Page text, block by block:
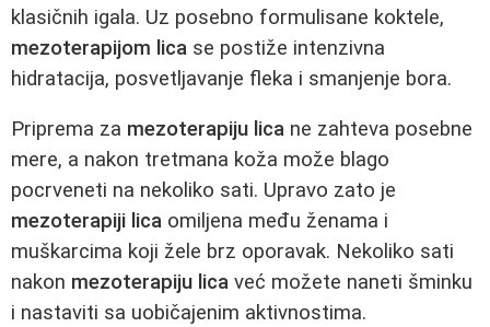
klasičnih igala. Uz posebno formulisane koktele,
mezoterapijom lica se postiže intenzivna
hidratacija, posvetljavanje fleka i smanjenje bora.
Priprema za mezoterapiju lica ne zahteva posebne
mere, a nakon tretmana koža može blago
pocrveneti na nekoliko sati. Upravo zato je
mezoterapiji lica omiljena među ženama i
muškarcima koji žele brz oporavak. Nekoliko sati
nakon mezoterapiju lica već možete naneti šminku
i nastaviti sa uobičajenim aktivnostima.